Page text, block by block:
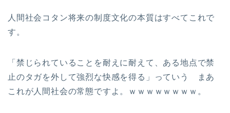
人間社会コタン将来の制度文化の本質はすべてこれで
す。
「禁じられていることを耐えに耐えて、ある地点で禁
止のタガを外して強烈な快感を得る」っていう まあ
これが人間社会の常態ですよ。ｗｗｗｗｗｗｗｗ。